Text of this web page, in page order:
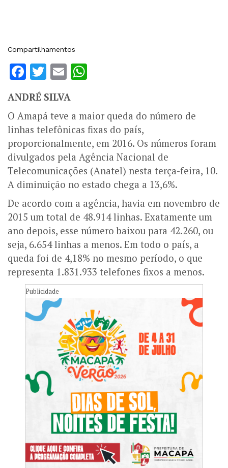
Compartilhamentos
Facebook
Twitter
Email
ANDRÉ SILVA
O Amapá teve a maior queda do número de
linhas telefônicas fixas do país,
proporcionalmente, em 2016. Os números foram
divulgados pela Agência Nacional de
Telecomunicações (Anatel) nesta terça-feira, 10.
A diminuição no estado chega a 13,6%.
De acordo com a agência, havia em novembro de
2015 um total de 48.914 linhas. Exatamente um
ano depois, esse número baixou para 42.260, ou
seja, 6.654 linhas a menos. Em todo o país, a
queda foi de 4,18% no mesmo período, o que
representa 1.831.933 telefones fixos a menos.
Publicidade